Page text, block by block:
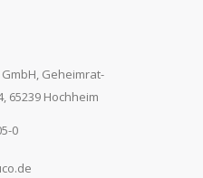
Geheimrat-
65239 Hochheim
0